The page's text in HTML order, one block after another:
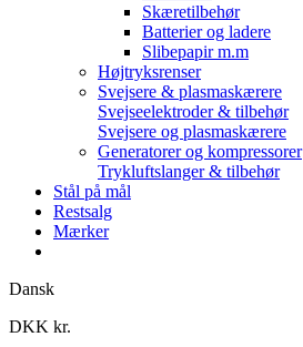
Skæretilbehør
Batterier og ladere
Slibepapir m.m
Højtryksrenser
Svejsere & plasmaskærere
Svejseelektroder & tilbehør
Svejsere og plasmaskærere
Generatorer og kompressorer
Trykluftslanger & tilbehør
Stål på mål
Restsalg
Mærker
Dansk
DKK kr.